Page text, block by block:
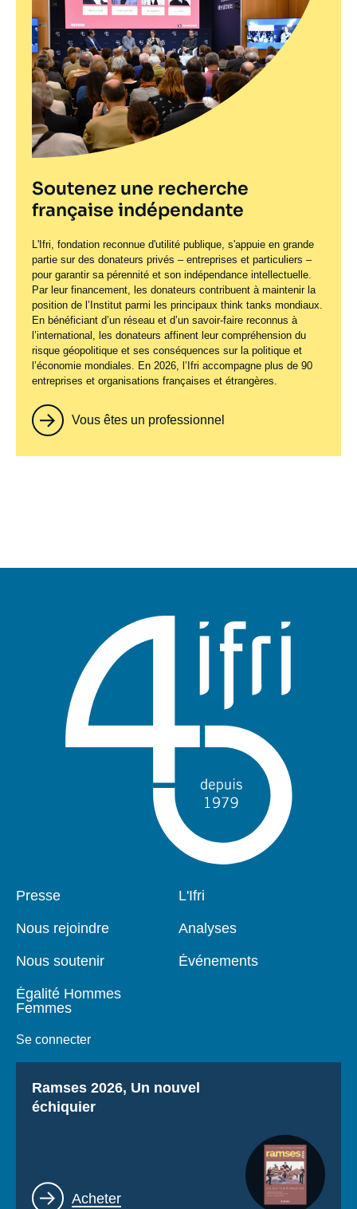
Soutenez une recherche
française indépendante
L'Ifri, fondation reconnue d'utilité publique, s'appuie en grande
partie sur des donateurs privés – entreprises et particuliers –
pour garantir sa pérennité et son indépendance intellectuelle.
Par leur financement, les donateurs contribuent à maintenir la
position de l’Institut parmi les principaux think tanks mondiaux.
En bénéficiant d’un réseau et d’un savoir-faire reconnus à
l’international, les donateurs affinent leur compréhension du
risque géopolitique et ses conséquences sur la politique et
l’économie mondiales. En 2026, l’Ifri accompagne plus de 90
entreprises et organisations françaises et étrangères.
Vous êtes un professionnel
Pied
Presse
Nous rejoindre
Nous soutenir
Égalité Hommes
Femmes
Se connecter
Navigation
L'Ifri
Analyses
Événements
Titre
Ramses 2026, Un nouvel
échiquier
Lien
Acheter